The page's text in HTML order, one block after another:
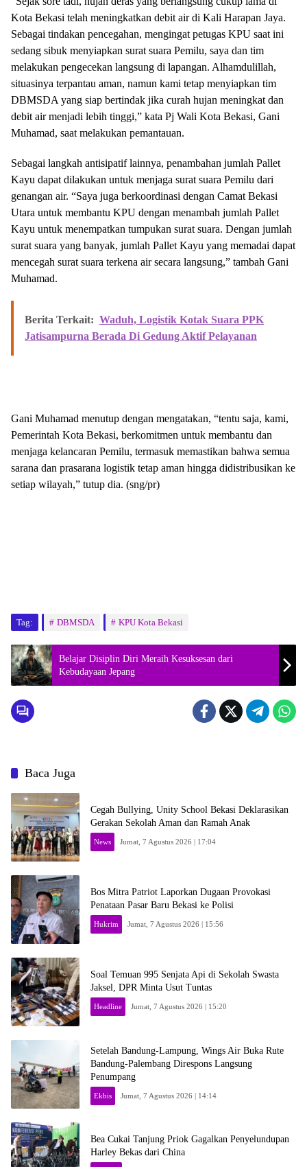
Jelang Arus Mudik
Kota Bekasi telah meningkatkan debit air di Kali Harapan Jaya.
Sebagai tindakan pencegahan, mengingat petugas KPU saat ini
sedang sibuk menyiapkan surat suara Pemilu, saya dan tim
melakukan pengecekan langsung di lapangan. Alhamdulillah,
situasinya terpantau aman, namun kami tetap menyiapkan tim
DBMSDA yang siap bertindak jika curah hujan meningkat dan
debit air menjadi lebih tinggi,” kata Pj Wali Kota Bekasi, Gani
Muhamad, saat melakukan pemantauan.
Sebagai langkah antisipatif lainnya, penambahan jumlah Pallet
Kayu dapat dilakukan untuk menjaga surat suara Pemilu dari
genangan air. “Saya juga berkoordinasi dengan Camat Bekasi
Utara untuk membantu KPU dengan menambah jumlah Pallet
Kayu untuk menempatkan tumpukan surat suara. Dengan jumlah
surat suara yang banyak, jumlah Pallet Kayu yang memadai dapat
mencegah surat suara terkena air secara langsung,” tambah Gani
Muhamad.
Berita Terkait: Waduh, Logistik Kotak Suara PPK
Jatisampurna Berada Di Gedung Aktif Pelayanan
Gani Muhamad menutup dengan mengatakan, “tentu saja, kami,
Pemerintah Kota Bekasi, berkomitmen untuk membantu dan
menjaga kelancaran Pemilu, termasuk memastikan bahwa semua
sarana dan prasarana logistik tetap aman hingga didistribusikan ke
setiap wilayah,” tutup dia. (sng/pr)
Tag: DBMSDA KPU Kota Bekasi
Belajar Disiplin Diri Meraih Kesuksesan dari
Kebudayaan Jepang
Baca Juga
Cegah Bullying, Unity School Bekasi Deklarasikan
Gerakan Sekolah Aman dan Ramah Anak
News Jumat, 7 Agustus 2026 | 17:04
Bos Mitra Patriot Laporkan Dugaan Provokasi
Penataan Pasar Baru Bekasi ke Polisi
Hukrim Jumat, 7 Agustus 2026 | 15:56
Soal Temuan 995 Senjata Api di Sekolah Swasta
Jaksel, DPR Minta Usut Tuntas
Headline Jumat, 7 Agustus 2026 | 15:20
Setelah Bandung-Lampung, Wings Air Buka Rute
Bandung-Palembang Direspons Langsung
Penumpang
Ekbis Jumat, 7 Agustus 2026 | 14:14
Bea Cukai Tanjung Priok Gagalkan Penyelundupan
Harley Bekas dari China